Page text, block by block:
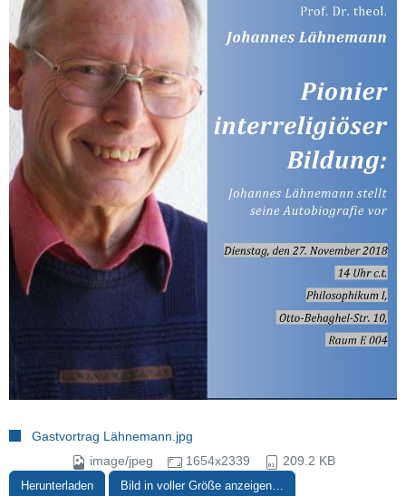
Gastvortrag Lähnemann.jpg
image/jpeg
1654x2339 209.2 KB
Herunterladen Bild in voller Größe anzeigen…